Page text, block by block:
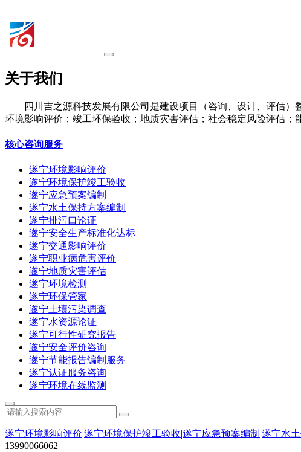
关于我们
四川吉之源科技发展有限公司是建设项目（咨询、设计、评估
环境影响评价；竣工环保验收；地质灾害评估；社会稳定风险评估
核心咨询服务
遂宁环境影响评价
遂宁环境保护竣工验收
遂宁应急预案编制
遂宁水土保持方案编制
遂宁排污口论证
遂宁安全生产标准化达标
遂宁交通影响评价
遂宁职业病危害评价
遂宁地质灾害评估
遂宁环境检测
遂宁环保管家
遂宁土壤污染调查
遂宁水资源论证
遂宁可行性研究报告
遂宁安全评价咨询
遂宁节能报告编制服务
遂宁认证服务咨询
遂宁环境在线监测
遂宁环境影响评价|遂宁环境保护竣工验收|遂宁应急预案编制 |遂宁水
13990066062